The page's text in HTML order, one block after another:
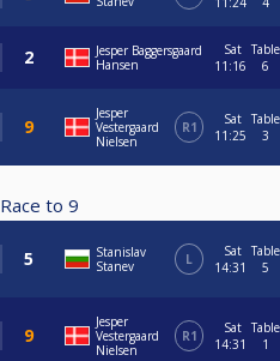
Jesper Baggersgaard
Hansen
Sat
11:16
Table
6
Jesper
Vestergaard
Nielsen
R1
Sat
11:25
Table
3
Race to 9
Stanislav
Stanev
L
Sat
14:31
Table
5
Jesper
Vestergaard
Nielsen
R1
Sat
14:31
Table
1